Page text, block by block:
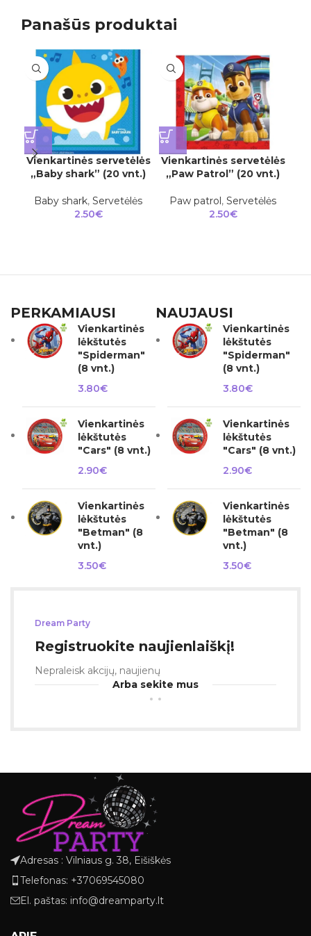
Panašūs produktai
Vienkartinės servetėlės
„Baby shark” (20 vnt.)
Baby shark, Servetėlės
2.50€
Vienkartinės servetėlės
„Paw Patrol” (20 vnt.)
Paw patrol, Servetėlės
2.50€
PERKAMIAUSI
Vienkartinės
lėkštutės
"Spiderman"
(8 vnt.)
3.80€
Vienkartinės
lėkštutės
"Cars" (8 vnt.)
2.90€
Vienkartinės
lėkštutės
"Betman" (8
vnt.)
3.50€
NAUJAUSI
Vienkartinės
lėkštutės
"Spiderman"
(8 vnt.)
3.80€
Vienkartinės
lėkštutės
"Cars" (8 vnt.)
2.90€
Vienkartinės
lėkštutės
"Betman" (8
vnt.)
3.50€
Dream Party
Registruokite naujienlaiškį!
Nepraleisk akcijų, naujienų
Arba sekite mus
Adresas : Vilniaus g. 38, Eišiškės
Telefonas: +37069545080
El. paštas: info@dreamparty.lt